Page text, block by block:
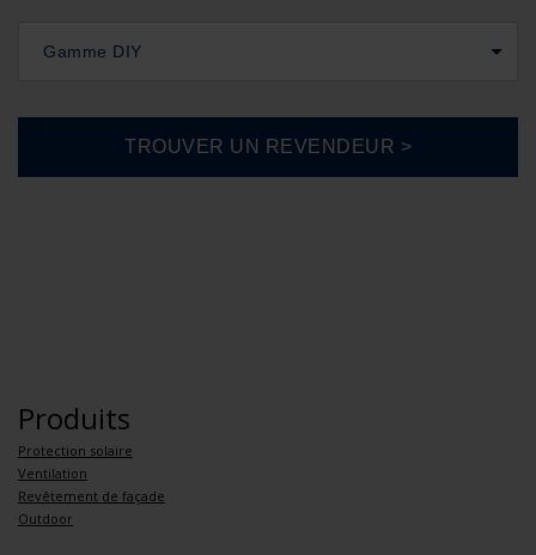
Gamme DIY
Produits
Protection solaire
Ventilation
Revêtement de façade
Outdoor